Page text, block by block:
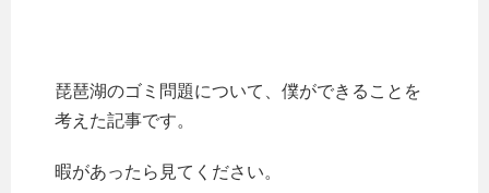
琵琶湖のゴミ問題について、僕ができることを
考えた記事です。
暇があったら見てください。